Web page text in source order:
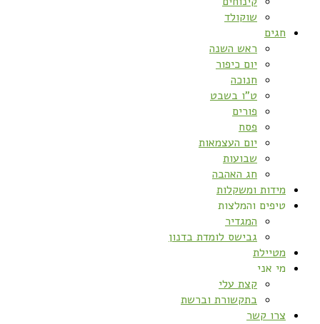
שוקולד
חגים
ראש השנה
יום כיפור
חנוכה
ט”ו בשבט
פורים
פסח
יום העצמאות
שבועות
חג האהבה
מידות ומשקלות
טיפים והמלצות
המגדיר
גבישס לומדת בדנון
מטיילת
מי אני
קצת עלי
בתקשורת וברשת
צרו קשר